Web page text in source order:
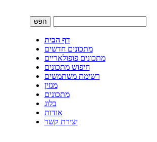
דף הבית
מתכונים חדשים
מתכונים פופולאריים
חיפוש מתכונים
רשימת משתמשים
מגזין
מתכונים
בלוג
אודות
יצירת קשר